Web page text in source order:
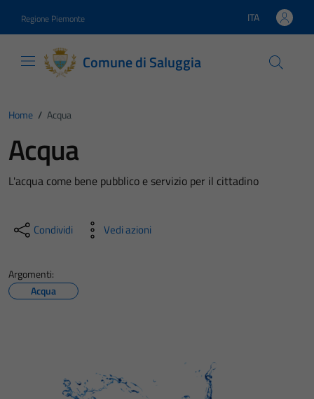
Regione Piemonte Lingua attiva:
ITA
Comune di Saluggia
Home / Acqua
Acqua
L'acqua come bene pubblico e servizio per il cittadino
Condividi Vedi azioni
Argomenti:
Acqua